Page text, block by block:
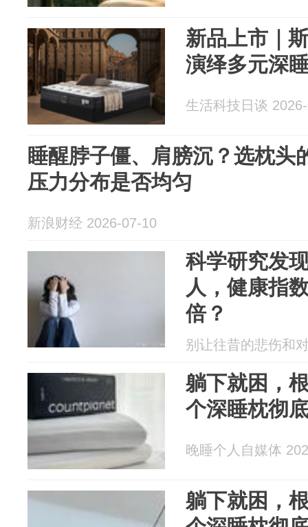
新品上市｜
演绎多元深
生活科技日谈
睡醒脖子僵、肩膀沉？选枕头
压力分布是否均匀
新浪财经 2026-07-10
科学研究发
人，健康指
倍？
别让往昔的悲伤和
躺下就困，
个深睡枕彻
晚睡个人自媒体
躺下就困，